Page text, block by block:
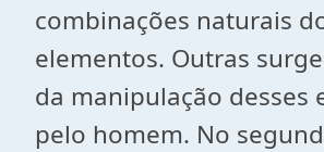
combinações naturais
elementos. Outras
da manipulação desses
pelo homem. No